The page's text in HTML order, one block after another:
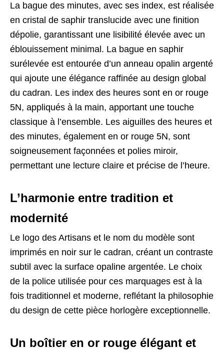
La bague des minutes, avec ses index, est réalisée
en cristal de saphir translucide avec une finition
dépolie, garantissant une lisibilité élevée avec un
éblouissement minimal. La bague en saphir
surélevée est entourée d’un anneau opalin argenté
qui ajoute une élégance raffinée au design global
du cadran. Les index des heures sont en or rouge
5N, appliqués à la main, apportant une touche
classique à l’ensemble. Les aiguilles des heures et
des minutes, également en or rouge 5N, sont
soigneusement façonnées et polies miroir,
permettant une lecture claire et précise de l’heure.
L’harmonie entre tradition et
modernité
Le logo des Artisans et le nom du modèle sont
imprimés en noir sur le cadran, créant un contraste
subtil avec la surface opaline argentée. Le choix
de la police utilisée pour ces marquages est à la
fois traditionnel et moderne, reflétant la philosophie
du design de cette pièce horlogère exceptionnelle.
Un boîtier en or rouge élégant et